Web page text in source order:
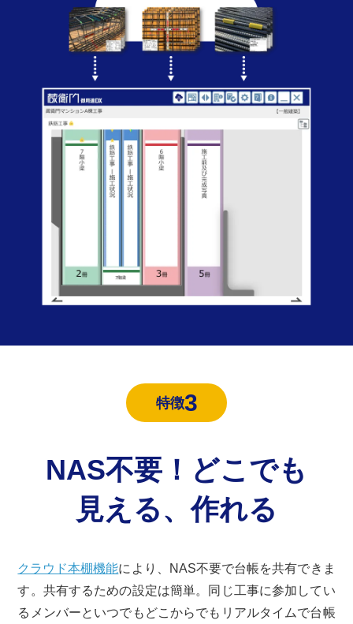
特徴3
NAS不要！どこでも
見える、作れる
クラウド本棚機能により、NAS不要で台帳を共有できま
す。共有するための設定は簡単。同じ工事に参加してい
るメンバーといつでもどこからでもリアルタイムで台帳